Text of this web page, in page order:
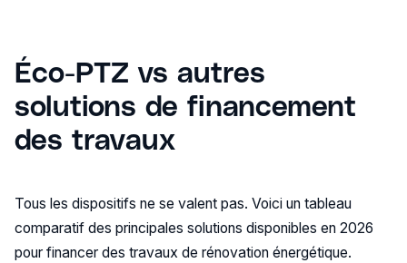
Éco-PTZ vs autres
solutions de financement
des travaux
Tous les dispositifs ne se valent pas. Voici un tableau
comparatif des principales solutions disponibles en 2026
pour financer des travaux de rénovation énergétique.